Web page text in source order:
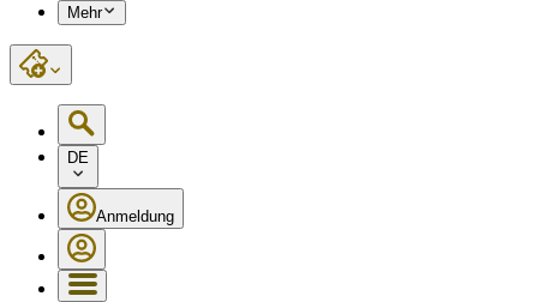
Mehr
DE
Anmeldung